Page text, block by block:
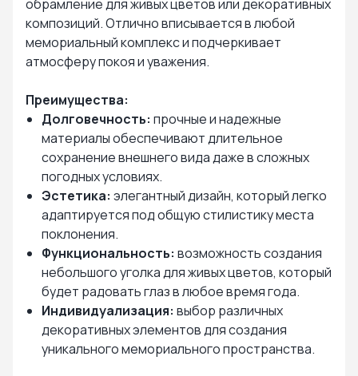
обрамление для живых цветов или декоративных
композиций. Отлично вписывается в любой
мемориальный комплекс и подчеркивает
атмосферу покоя и уважения.
Преимущества:
Долговечность: прочные и надежные
материалы обеспечивают длительное
сохранение внешнего вида даже в сложных
погодных условиях.
Эстетика: элегантный дизайн, который легко
адаптируется под общую стилистику места
поклонения.
Функциональность: возможность создания
небольшого уголка для живых цветов, который
будет радовать глаз в любое время года.
Индивидуализация: выбор различных
декоративных элементов для создания
уникального мемориального пространства.